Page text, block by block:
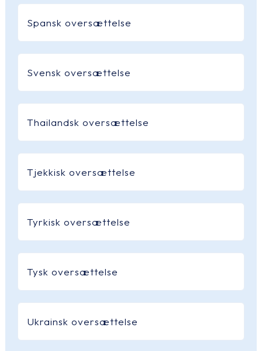
Spansk oversættelse
Svensk oversættelse
Thailandsk oversættelse
Tjekkisk oversættelse
Tyrkisk oversættelse
Tysk oversættelse
Ukrainsk oversættelse